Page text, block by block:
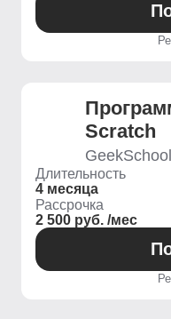
Scratch
GeekSchool
Длительность
4 месяца
Рассрочка
2 500 руб. /мес